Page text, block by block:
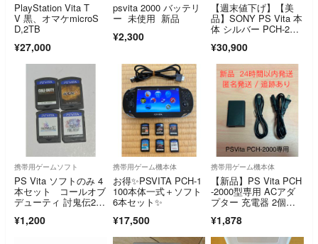
PlayStation Vita T
V 黒、オマケmicroS
D,2TB
¥27,000
psvita 2000 バッテリ
ー 未使用 新品
¥2,300
【週末値下げ】【美
品】SONY PS Vita 本
体 シルバー PCH-200
¥30,900
携帯用ゲームソフト
PS Vita ソフトのみ 4
本セット コールオブ
デューティ 討鬼伝2 F
¥1,200
携帯用ゲーム機本体
お得✨PSVITA PCH-1
100本体一式＋ソフト
6本セット✨
¥17,500
携帯用ゲーム機本体
【新品】PS Vita PCH
-2000型専用 ACアダ
プター 充電器 2個セ
¥1,878